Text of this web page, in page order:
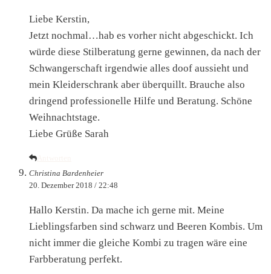
Liebe Kerstin,
Jetzt nochmal…hab es vorher nicht abgeschickt. Ich
würde diese Stilberatung gerne gewinnen, da nach der
Schwangerschaft irgendwie alles doof aussieht und
mein Kleiderschrank aber überquillt. Brauche also
dringend professionelle Hilfe und Beratung. Schöne
Weihnachtstage.
Liebe Grüße Sarah
Christina Bardenheier
20. Dezember 2018 / 22:48
Hallo Kerstin. Da mache ich gerne mit. Meine
Lieblingsfarben sind schwarz und Beeren Kombis. Um
nicht immer die gleiche Kombi zu tragen wäre eine
Farbberatung perfekt.